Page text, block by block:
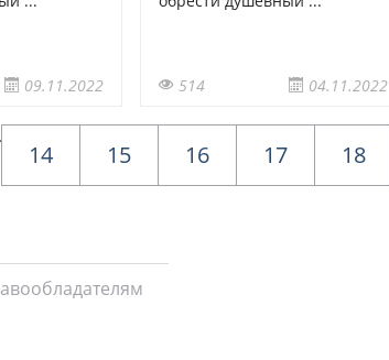
09.11.2022 514 04.11.2022
14 15 16 17 18